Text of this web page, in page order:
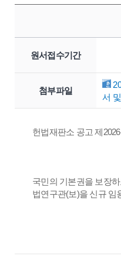
원서접수기간
첨부파일
서
헌법재판소 공고 제
국민의 기본권을 보장
법연구관(보)을 신규 임